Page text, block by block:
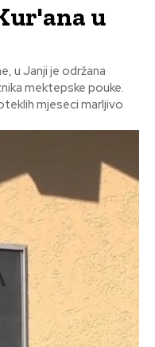
u
u Janji je održana
mektepske pouke.
mjeseci marljivo